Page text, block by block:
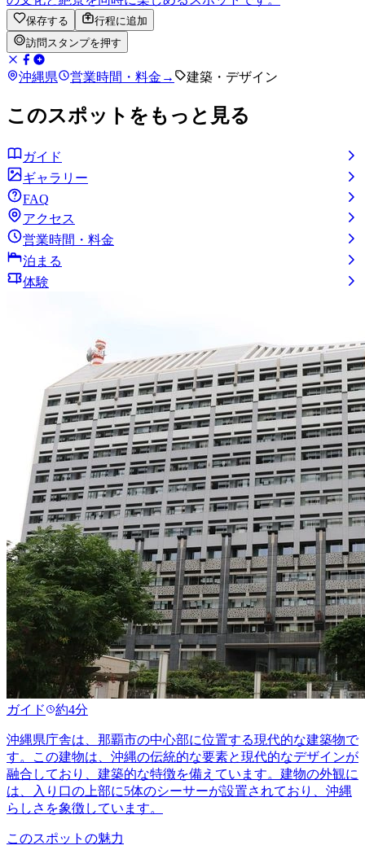
保存する
行程に追加
訪問スタンプを押す
沖縄県 営業時間・料金 → 建築・デザイン
このスポットをもっと見る
ガイド
ギャラリー
FAQ
アクセス
営業時間・料金
泊まる
体験
ガイド 約4分
沖縄県庁舎は、那覇市の中心部に位置する現代的な建築物で
す。この建物は、沖縄の伝統的な要素と現代的なデザインが
融合しており、建築的な特徴を備えています。建物の外観に
は、入り口の上部に5体のシーサーが設置されており、沖縄
らしさを象徴しています。
このスポットの魅力